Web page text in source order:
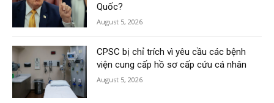
Quốc?
August 5, 2026
CPSC bị chỉ trích vì yêu cầu các bệnh
viện cung cấp hồ sơ cấp cứu cá nhân
August 5, 2026